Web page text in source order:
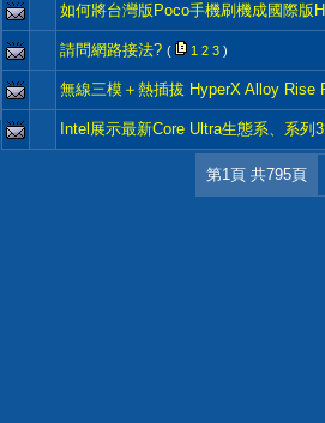
如何將台灣版Poco手機刷機成國際版
請問網路接法? ( 1 2 3 )
無線三模＋熱插拔 HyperX Alloy Rise
Intel展示最新Core Ultra生態系、系
第1頁 共795頁